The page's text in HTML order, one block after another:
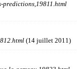
predictions,19811.html
(14 juillet 2011)